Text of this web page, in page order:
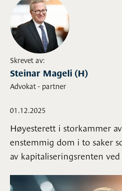
Skrevet av:
Steinar Mageli (H)
Advokat - partner
01.12.2025
Høyesterett i storkammer
enstemmig dom i to saker
av kapitaliseringsrenten